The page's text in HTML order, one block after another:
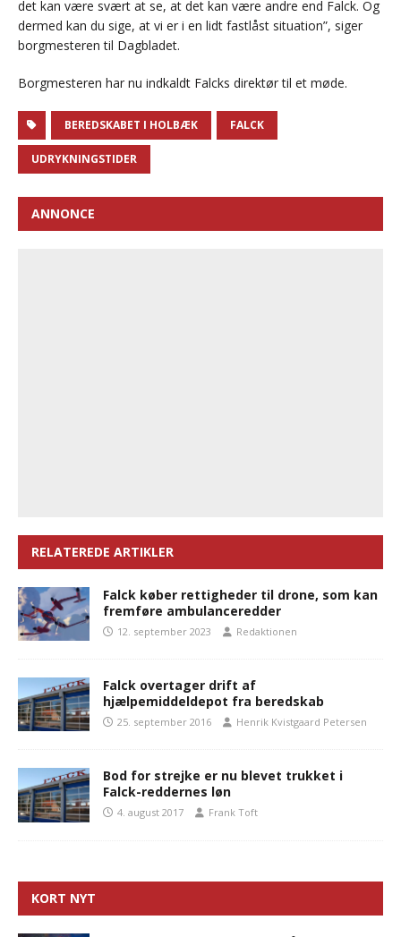
det kan være svært at se, at det kan være andre end Falck. Og
dermed kan du sige, at vi er i en lidt fastlåst situation”, siger
borgmesteren til Dagbladet.
Borgmesteren har nu indkaldt Falcks direktør til et møde.
BEREDSKABET I HOLBÆK FALCK
UDRYKNINGSTIDER
ANNONCE
RELATEREDE ARTIKLER
Falck køber rettigheder til drone, som kan
fremføre ambulanceredder
12. september 2023 Redaktionen
Falck overtager drift af
hjælpemiddeldepot fra beredskab
25. september 2016 Henrik Kvistgaard Petersen
Bod for strejke er nu blevet trukket i
Falck-reddernes løn
4. august 2017 Frank Toft
KORT NYT